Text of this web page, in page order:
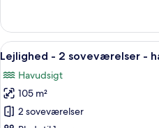
-
soveværelser
Adults)
Indlæs
alle
billeder
af
Lejlighed
10
Lejlighed - 2 soveværelser -
Havudsigt
105 m²
2 soveværelser